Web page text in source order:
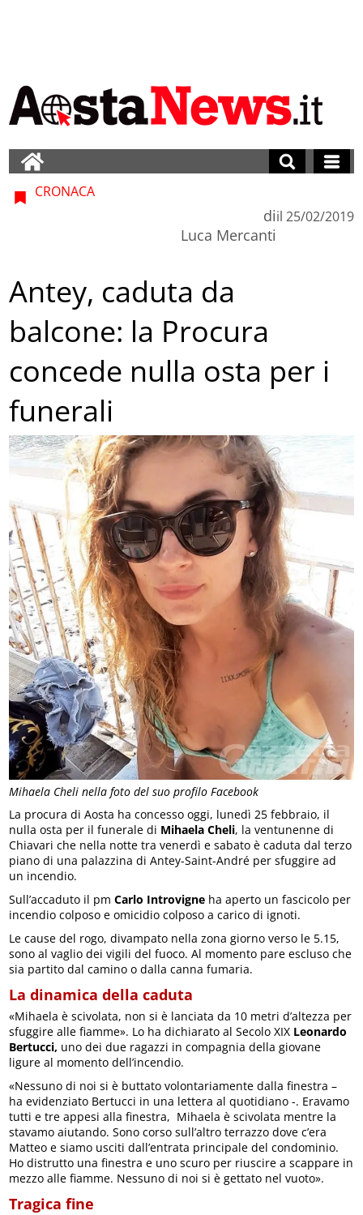
Mihaela Cheli nella foto del suo profilo Facebook
CRONACA
di
Luca Mercanti
il 25/02/2019
Antey, caduta da
balcone: la Procura
concede nulla osta per i
funerali
La procura di Aosta ha concesso oggi, lunedì 25 febbraio, il
nulla osta per il funerale di Mihaela Cheli, la ventunenne di
Chiavari che nella notte tra venerdì e sabato è caduta dal terzo
piano di una palazzina di Antey-Saint-André per sfuggire ad
un incendio.
Sull’accaduto il pmCarlo Introvigne ha aperto un fascicolo per
incendio colposo e omicidio colposo a carico di ignoti.
Le cause del rogo, divampato nella zona giorno verso le 5.15,
sono al vaglio dei vigili del fuoco. Al momento pare escluso che
sia partito dal camino o dalla canna fumaria.
La dinamica della caduta
«Mihaela è scivolata, non si è lanciata da 10 metri d’altezza per
sfuggire alle fiamme». Lo ha dichiarato al Secolo XIX Leonardo
Bertucci, uno dei due ragazzi in compagnia della giovane
ligure al momento dell’incendio.
«Nessuno di noi si è buttato volontariamente dalla finestra –
ha evidenziato Bertucci in una lettera al quotidiano -. Eravamo
tutti e tre appesi alla finestra, Mihaela è scivolata mentre la
stavamo aiutando. Sono corso sull’altro terrazzo dove c’era
Matteo e siamo usciti dall’entrata principale del condominio.
Ho distrutto una finestra e uno scuro per riuscire a scappare in
mezzo alle fiamme. Nessuno di noi si è gettato nel vuoto».
Tragica fine